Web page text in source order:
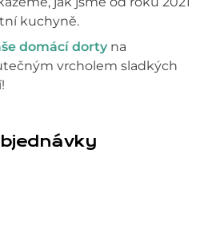
kuchyně.
domácí dorty na
vrcholem sladkých